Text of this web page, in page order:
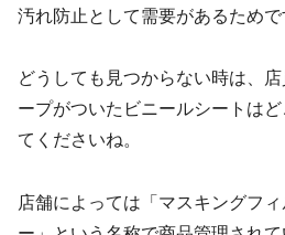
汚れ防止として需要があるためで
どうしても見つからない時は、
ープがついたビニールシートは
てくださいね。
店舗によっては「マスキングフ